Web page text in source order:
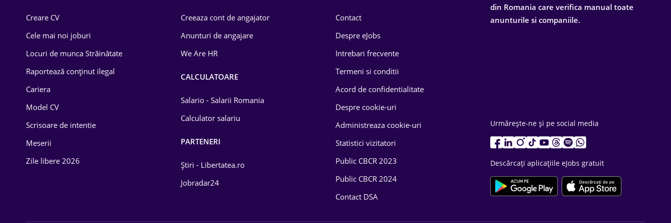
Drept
Educație / Training
Energetică
Farma
Creare CV
Cele mai noi joburi
Locuri de munca Străinătate
Raportează conținut ilegal
Cariera
Model CV
Scrisoare de intentie
Meserii
Zile libere 2026
Creeaza cont de angajator
Anunturi de angajare
We Are HR
CALCULATOARE
Salario - Salarii Romania
Calculator salariu
PARTENERI
Știri - Libertatea.ro
Jobradar24
Contact
Despre eJobs
Intrebari frecvente
Termeni si conditii
Acord de confidentialitate
Despre cookie-uri
Administreaza cookie-uri
Statistici vizitatori
Public CBCR 2023
Public CBCR 2024
Contact DSA
din Romania care verifica manual toate
anunturile si companiile.
Urmărește-ne și pe social media
Descărcați aplicațiile eJobs gratuit